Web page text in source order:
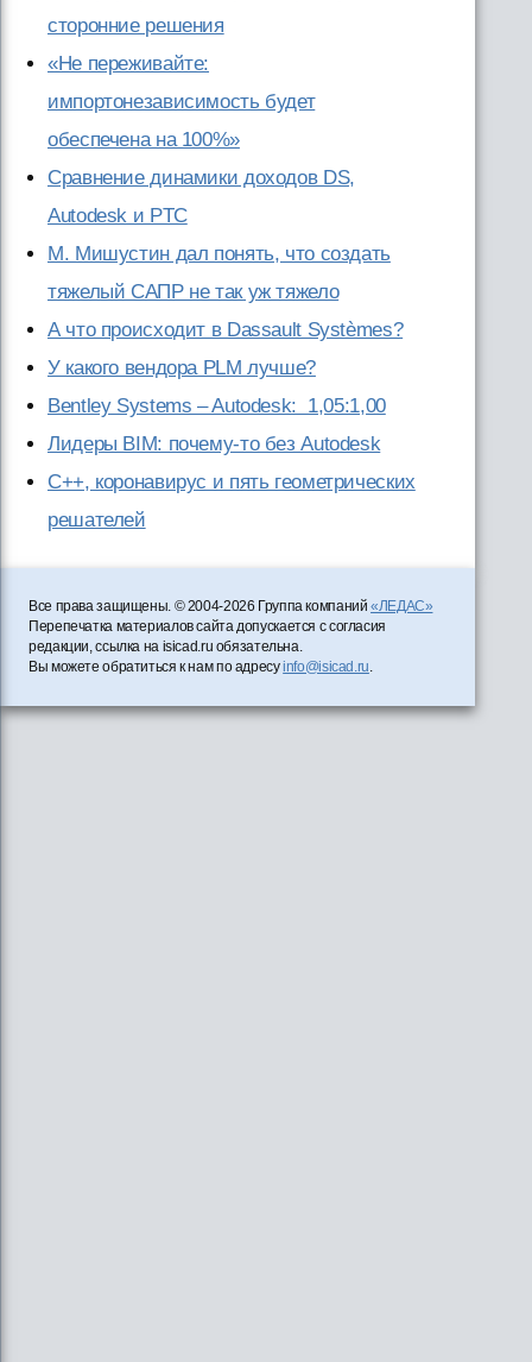
сторонние решения
«Не переживайте:
импортонезависимость будет
обеспечена на 100%»
Сравнение динамики доходов DS,
Autodesk и PTC
М. Мишустин дал понять, что создать
тяжелый САПР не так уж тяжело
А что происходит в Dassault Systèmes?
У какого вендора PLM лучше?
Bentley Systems – Autodesk: 1,05:1,00
Лидеры BIM: почему-то без Autodesk
C++, коронавирус и пять геометрических
решателей
Все права защищены. © 2004-2026 Группа компаний«ЛЕДАС»
Перепечатка материалов сайта допускается с согласия
редакции, ссылка на isicad.ru обязательна.
Вы можете обратиться к нам по адресуinfo@isicad.ru